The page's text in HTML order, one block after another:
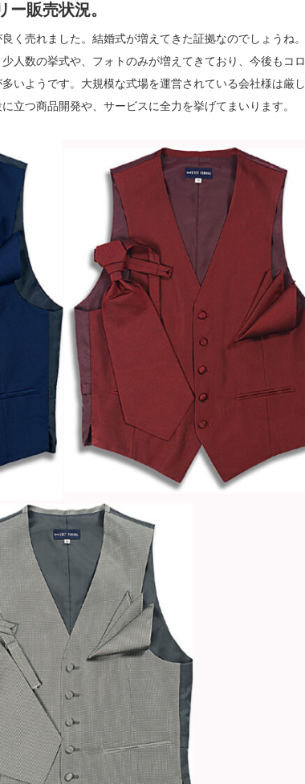
販売状況。
く売れました。結婚式が増えてきた証拠なのでしょうね。
人数の挙式や、フォトのみが増えてきており、今後もコロ
いようです。大規模な式場を運営されている会社様は厳し
立つ商品開発や、サービスに全力を挙げてまいります。